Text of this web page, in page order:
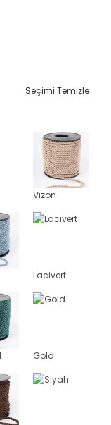
Seçimi Temizle
Vizon
Lacivert
Gold